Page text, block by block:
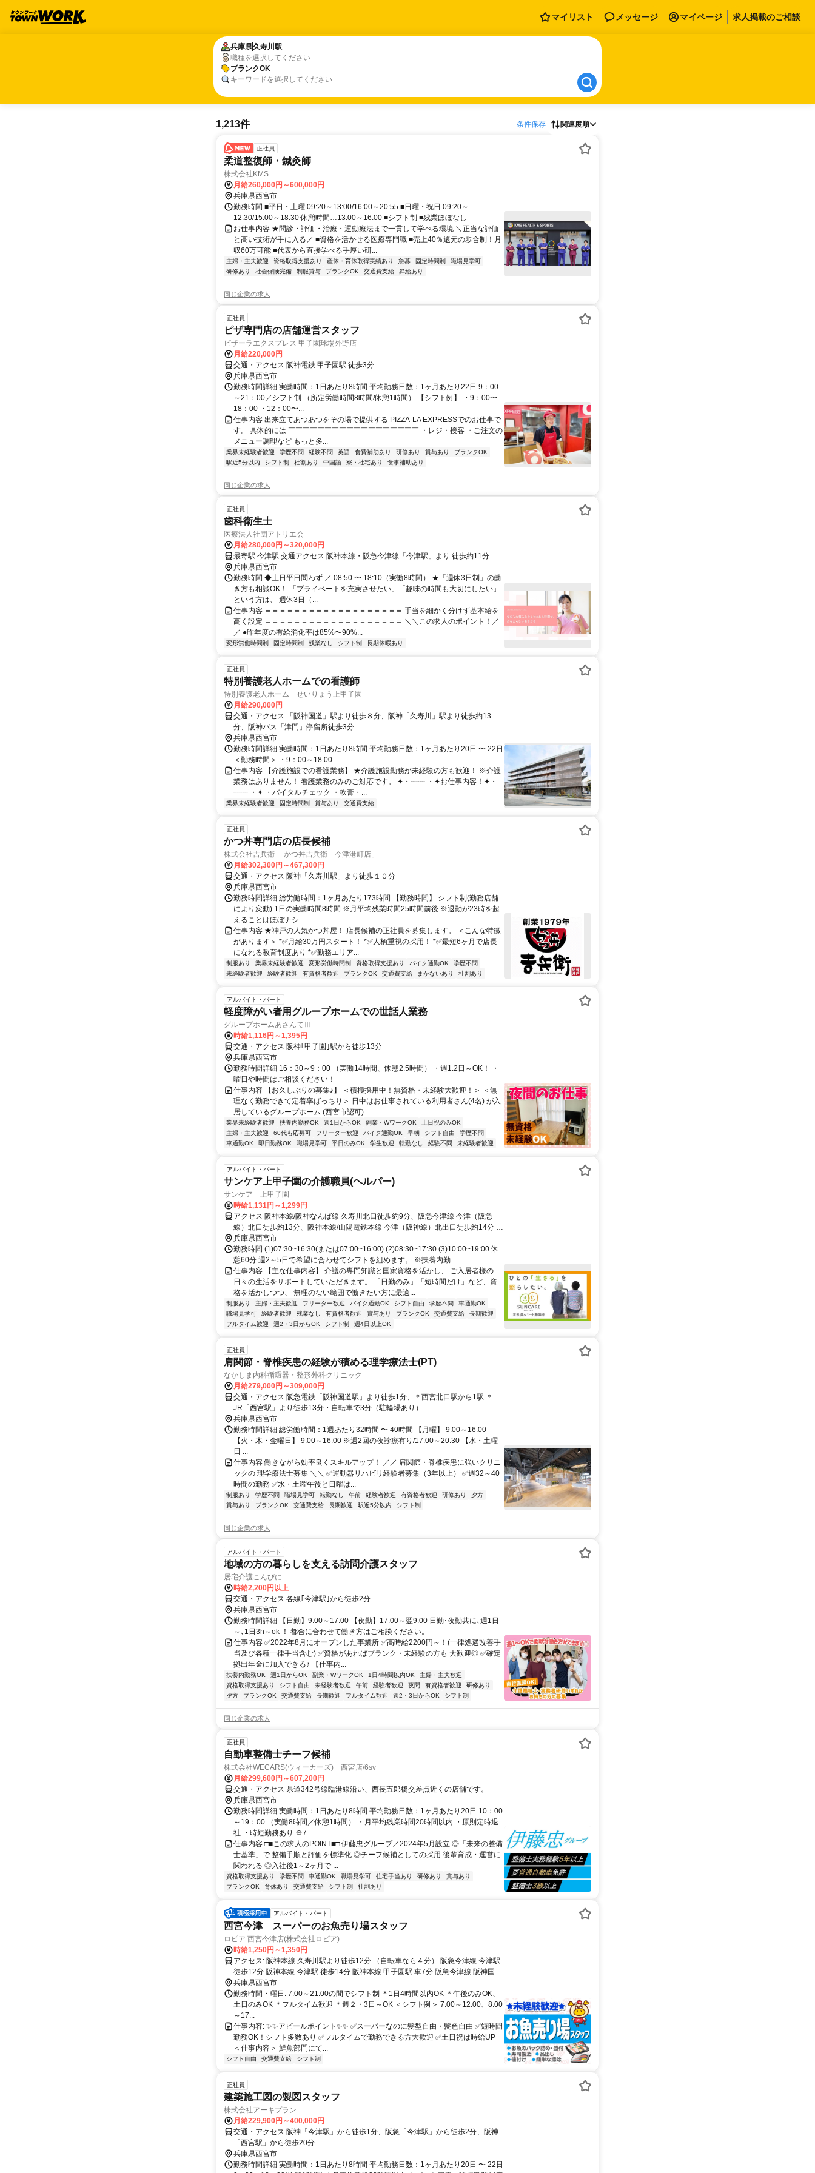
マイリスト メッセージ マイページ 求人掲載のご相談
兵庫県久寿川駅
職種を選択してください
ブランクOK
キーワードを選択してください
兵庫県久寿川駅
ブランクOK
1,213件 条件保存 関連度順
正社員
柔道整復師・鍼灸師
株式会社KMS
月給260,000円～600,000円
兵庫県西宮市
勤務時間 ■平日・土曜 09:20～13:00/16:00～20:55 ■日曜・祝日 09:20～
12:30/15:00～18:30 休憩時間…13:00～16:00 ■シフト制 ■残業ほぼなし
お仕事内容 ★問診・評価・治療・運動療法まで一貫して学べる環境 ＼正当な評価
と高い技術が手に入る／ ■資格を活かせる医療専門職 ■売上40％還元の歩合制！月
収60万可能 ■代表から直接学べる手厚い研...
主婦・主夫歓迎 資格取得支援あり 産休・育休取得実績あり 急募 固定時間制
職場見学可
研修あり
社会保険完備 制服貸与 ブランクOK 交通費支給 昇給あり
同じ企業の求人
正社員
ピザ専門店の店舗運営スタッフ
ピザーラエクスプレス 甲子園球場外野店
月給220,000円
交通・アクセス 阪神電鉄 甲子園駅 徒歩3分
兵庫県西宮市
勤務時間詳細 実働時間：1日あたり8時間 平均勤務日数：1ヶ月あたり22日 9：00
～21：00／シフト制 （所定労働時間8時間/休憩1時間） 【シフト例】 ・9：00〜
18：00 ・12：00〜...
仕事内容 出来立てあつあつをその場で提供する PIZZA-LA EXPRESSでのお仕事で
す。 具体的には ￣￣￣￣￣￣￣￣￣￣￣￣￣￣￣￣￣￣ ・レジ・接客 ・ご注文の
メニュー調理など もっと多...
業界未経験者歓迎 学歴不問 経験不問 英語 食費補助あり 研修あり 賞与あり
ブランクOK
駅近5分以内
シフト制 社割あり 中国語 寮・社宅あり 食事補助あり
同じ企業の求人
正社員
歯科衛生士
医療法人社団アトリエ会
月給280,000円～320,000円
最寄駅 今津駅 交通アクセス 阪神本線・阪急今津線「今津駅」より 徒歩約11分
兵庫県西宮市
勤務時間 ◆土日平日問わず ／ 08:50 〜 18:10（実働8時間） ★「週休3日制」の働
き方も相談OK！ 「プライベートを充実させたい」「趣味の時間も大切にしたい」
という方は、 週休3日（...
仕事内容 ＝＝＝＝＝＝＝＝＝＝＝＝＝＝＝＝＝＝＝ 手当を細かく分けず基本給を
高く設定 ＝＝＝＝＝＝＝＝＝＝＝＝＝＝＝＝＝＝＝ ＼＼この求人のポイント！／
／ ●昨年度の有給消化率は85%〜90%...
変形労働時間制 固定時間制 残業なし シフト制 長期休暇あり
正社員
特別養護老人ホームでの看護師
特別養護老人ホーム せいりょう上甲子園
月給290,000円
交通・アクセス 「阪神国道」駅より徒歩８分、阪神「久寿川」駅より徒歩約13
分、阪神バス「津門」停留所徒歩3分
兵庫県西宮市
勤務時間詳細 実働時間：1日あたり8時間 平均勤務日数：1ヶ月あたり20日 〜 22日
＜勤務時間＞ ・9：00～18:00
仕事内容 【介護施設での看護業務】 ★介護施設勤務が未経験の方も歓迎！ ※介護
業務はありません！ 看護業務のみのご対応です。 ✦・┈┈ ・✦お仕事内容！✦・
┈┈ ・✦ ・バイタルチェック ・軟膏・...
業界未経験者歓迎 固定時間制 賞与あり 交通費支給
正社員
かつ丼専門店の店長候補
株式会社吉兵衛 「かつ丼吉兵衛 今津港町店」
月給302,300円～467,300円
交通・アクセス 阪神「久寿川駅」より徒歩１０分
兵庫県西宮市
勤務時間詳細 総労働時間：1ヶ月あたり173時間 【勤務時間】 シフト制(勤務店舗
により変動) 1日の実働時間8時間 ※月平均残業時間25時間前後 ※退勤が23時を超
えることはほぼナシ
仕事内容 ★神戸の人気かつ丼屋！ 店長候補の正社員を募集します。 ＜こんな特徴
があります＞ *✅月給30万円スタート！ *✅人柄重視の採用！ *✅最短6ヶ月で店長
になれる教育制度あり *✅勤務エリア...
制服あり 業界未経験者歓迎 変形労働時間制 資格取得支援あり バイク通勤OK
学歴不問
未経験者歓迎
経験者歓迎 有資格者歓迎 ブランクOK 交通費支給 まかないあり 社割あり
アルバイト・パート
軽度障がい者用グループホームでの世話人業務
グループホームあさんてⅢ
時給1,116円～1,395円
交通・アクセス 阪神｢甲子園｣駅から徒歩13分
兵庫県西宮市
勤務時間詳細 16：30～9：00 （実働14時間、休憩2.5時間） ・週1.2日～OK！ ・
曜日や時間はご相談ください！
仕事内容 【お久しぶりの募集♪】 ＜積極採用中！無資格・未経験大歓迎！＞ ＜無
理なく勤務できて定着率ばっちり＞ 日中はお仕事されている利用者さん(4名) が入
居しているグループホーム (西宮市認可)...
業界未経験者歓迎 扶養内勤務OK 週1日からOK 副業・WワークOK
土日祝のみOK
主婦・主夫歓迎
60代も応募可 フリーター歓迎 バイク通勤OK 早朝 シフト自由
学歴不問
車通勤OK
即日勤務OK 職場見学可 平日のみOK 学生歓迎 転勤なし 経験不問 未経験者歓迎
アルバイト・パート
サンケア上甲子園の介護職員(ヘルパー)
サンケア 上甲子園
時給1,131円～1,299円
アクセス 阪神本線/阪神なんば線 久寿川北口徒歩約9分、阪急今津線 今津（阪急
線）北口徒歩約13分、阪神本線/山陽電鉄本線 今津（阪神線）北出口徒歩約14分 久
寿川駅北口から徒歩9分
兵庫県西宮市
勤務時間 (1)07:30~16:30(または07:00~16:00) (2)08:30~17:30 (3)10:00~19:00 休
憩60分 週2～5日で希望に合わせてシフトを組めます。 ※扶養内勤...
仕事内容 【主な仕事内容】 介護の専門知識と国家資格を活かし、 ご入居者様の
日々の生活をサポートしていただきます。 「日勤のみ」「短時間だけ」など、資
格を活かしつつ、 無理のない範囲で働きたい方に最適...
制服あり 主婦・主夫歓迎 フリーター歓迎 バイク通勤OK シフト自由 学歴不問
車通勤OK
職場見学可
経験者歓迎 残業なし 有資格者歓迎 賞与あり ブランクOK 交通費支給
長期歓迎
フルタイム歓迎
週2・3日からOK シフト制 週4日以上OK
正社員
肩関節・脊椎疾患の経験が積める理学療法士(PT)
なかしま内科循環器・整形外科クリニック
月給279,000円～309,000円
交通・アクセス 阪急電鉄「阪神国道駅」より徒歩1分、＊西宮北口駅から1駅 ＊
JR「西宮駅」より徒歩13分・自転車で3分（駐輪場あり）
兵庫県西宮市
勤務時間詳細 総労働時間：1週あたり32時間 〜 40時間 【月曜】 9:00～16:00
【火・木・金曜日】 9:00～16:00 ※週2回の夜診療有り/17:00～20:30 【水・土曜
日 ...
仕事内容 働きながら効率良くスキルアップ！ ／／ 肩関節・脊椎疾患に強いクリニ
ックの 理学療法士募集 ＼＼ ✅運動器リハビリ経験者募集（3年以上） ✅週32～40
時間の勤務 ✅水・土曜午後と日曜は...
制服あり 学歴不問 職場見学可 転勤なし 午前 経験者歓迎 有資格者歓迎 研修あり
夕方
賞与あり
ブランクOK 交通費支給 長期歓迎 駅近5分以内 シフト制
同じ企業の求人
アルバイト・パート
地域の方の暮らしを支える訪問介護スタッフ
居宅介護こんびに
時給2,200円以上
交通・アクセス 各線｢今津駅｣から徒歩2分
兵庫県西宮市
勤務時間詳細 【日勤】9:00～17:00 【夜勤】17:00～翌9:00 日勤･夜勤共に､週1日
～､1日3h～ok ！ 都合に合わせて働き方はご相談ください。
仕事内容 ✅2022年8月にオープンした事業所 ✅高時給2200円～！(一律処遇改善手
当及び各種一律手当含む) ✅資格があればブランク・未経験の方も 大歓迎◎ ✅確定
拠出年金に加入できる♪ 【仕事内...
扶養内勤務OK 週1日からOK 副業・WワークOK 1日4時間以内OK
主婦・主夫歓迎
資格取得支援あり
シフト自由 未経験者歓迎 午前 経験者歓迎 夜間 有資格者歓迎
研修あり
夕方
ブランクOK 交通費支給 長期歓迎 フルタイム歓迎 週2・3日からOK シフト制
同じ企業の求人
正社員
自動車整備士チーフ候補
株式会社WECARS(ウィーカーズ) 西宮店/6sv
月給299,600円～607,200円
交通・アクセス 県道342号線臨港線沿い、西長五郎橋交差点近くの店舗です。
兵庫県西宮市
勤務時間詳細 実働時間：1日あたり8時間 平均勤務日数：1ヶ月あたり20日 10：00
～19：00 （実働8時間／休憩1時間） ・月平均残業時間20時間以内 ・原則定時退
社 ・時短勤務あり ※7...
仕事内容 □■この求人のPOINT■□ 伊藤忠グループ／2024年5月設立 ◎「未来の整備
士基準」で 整備手順と評価を標準化 ◎チーフ候補としての採用 後輩育成・運営に
関われる ◎入社後1～2ヶ月で ...
資格取得支援あり 学歴不問 車通勤OK 職場見学可 住宅手当あり 研修あり
賞与あり
ブランクOK
育休あり 交通費支給 シフト制 社割あり
アルバイト・パート
西宮今津 スーパーのお魚売り場スタッフ
ロピア 西宮今津店(株式会社ロピア)
時給1,250円～1,350円
アクセス: 阪神本線 久寿川駅より徒歩12分 （自転車なら４分） 阪急今津線 今津駅
徒歩12分 阪神本線 今津駅 徒歩14分 阪神本線 甲子園駅 車7分 阪急今津線 阪神国道
駅 車8分 自転車通勤OK
兵庫県西宮市
勤務時間・曜日: 7:00～21:00の間でシフト制 ＊1日4時間以内OK ＊午後のみOK、
土日のみOK ＊フルタイム歓迎 ＊週２・3日～OK ＜シフト例＞ 7:00～12:00、8:00
～17...
仕事内容: ✨✨アピールポイント✨✨ ✅️スーパーなのに髪型自由・髪色自由 ✅️短時間
勤務OK！シフト多数あり ✅️フルタイムで勤務できる方大歓迎 ✅️土日祝は時給UP
＜仕事内容＞ 鮮魚部門にて...
シフト自由 交通費支給 シフト制
正社員
建築施工図の製図スタッフ
株式会社アーキプラン
月給229,900円～400,000円
交通・アクセス 阪神「今津駅」から徒歩1分、阪急「今津駅」から徒歩2分、阪神
「西宮駅」から徒歩20分
兵庫県西宮市
勤務時間詳細 実働時間：1日あたり8時間 平均勤務日数：1ヶ月あたり20日 〜 22日